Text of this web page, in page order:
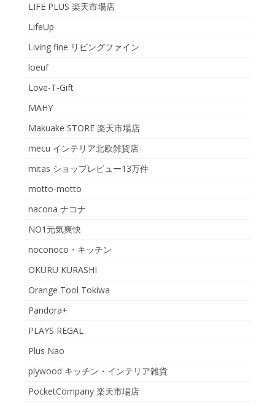
LIFE PLUS 楽天市場店
LifeUp
Living fine リビングファイン
loeuf
Love-T-Gift
MAHY
Makuake STORE 楽天市場店
mecu インテリア北欧雑貨店
mitas ショップレビュー13万件
motto-motto
nacona ナコナ
NO1元気爽快
noconoco・キッチン
OKURU KURASHI
Orange Tool Tokiwa
Pandora+
PLAYS REGAL
Plus Nao
plywood キッチン・インテリア雑貨
PocketCompany 楽天市場店